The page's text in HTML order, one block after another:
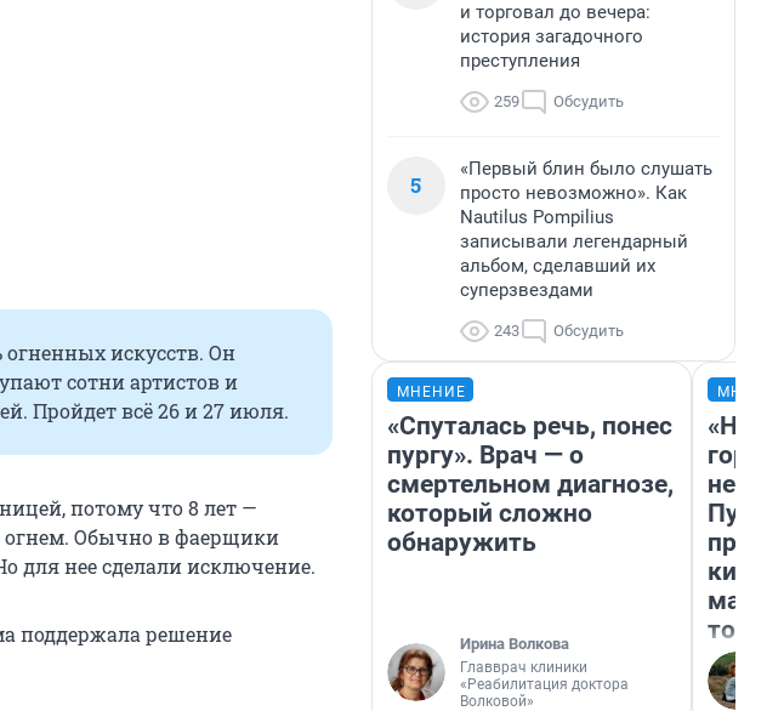
искусств. Он
сотни артистов и
Пройдет всё 26 и 27 июля.
потому что 8 лет —
огнем. Обычно в фаерщики
для нее сделали исключение.
поддержала решение
и торговал до вечера:
история загадочного
преступления
259 Обсудить
5
«Первый блин было слушать
просто невозможно». Как
Nautilus Pompilius
записывали легендарный
альбом, сделавший их
суперзвездами
243 Обсудить
МНЕНИЕ
«Спуталась речь, понес
пургу». Врач — о
смертельном диагнозе,
который сложно
обнаружить
Ирина Волкова
Главврач клиники
«Реабилитация доктора
Волковой»
«Нет
того